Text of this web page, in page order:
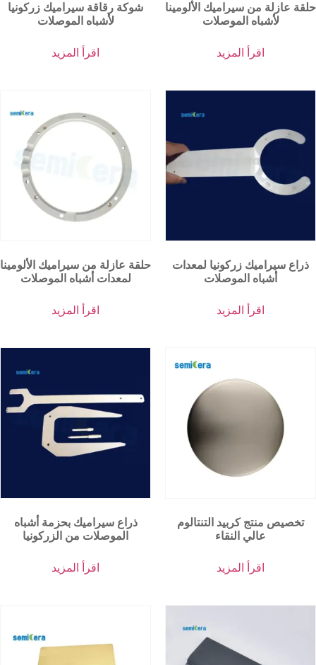
شوكة رقاقة سيراميك زركونيا
لأشباه الموصلات
اقرأ المزيد
حلقة عازلة من سيراميك الألومينا
لأشباه الموصلات
اقرأ المزيد
حلقة عازلة من سيراميك الألومينا
لمعدات أشباه الموصلات
اقرأ المزيد
ذراع سيراميك زركونيا لمعدات
أشباه الموصلات
اقرأ المزيد
ذراع سيراميك بحزمة أشباه
الموصلات من الزركونيا
اقرأ المزيد
تخصيص منتج كربيد التنتالوم
عالي النقاء
اقرأ المزيد